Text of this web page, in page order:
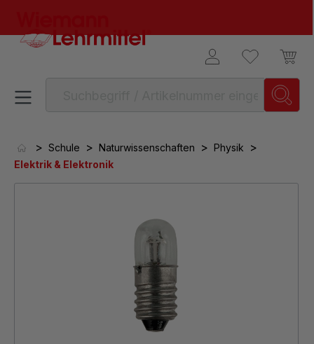
> Schule > Naturwissenschaften > Physik >
Elektrik & Elektronik